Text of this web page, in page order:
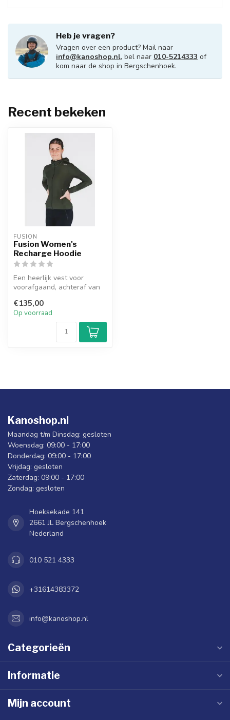
Heb je vragen?
Vragen over een product? Mail naar
info@kanoshop.nl, bel naar 010-5214333 of
kom naar de shop in Bergschenhoek.
Recent bekeken
FUSION
Fusion Women's
Recharge Hoodie
Een heerlijk vest voor
voorafgaand, achteraf van
€135,00
Op voorraad
Kanoshop.nl
Maandag t/m Dinsdag: gesloten
Woensdag: 09:00 - 17:00
Donderdag: 09:00 - 17:00
Vrijdag: gesloten
Zaterdag: 09:00 - 17:00
Zondag: gesloten
Hoeksekade 141
2661 JL Bergschenhoek
Nederland
010 521 4333
+31614383372
info@kanoshop.nl
Categorieën
Informatie
Mijn account